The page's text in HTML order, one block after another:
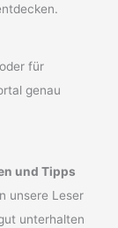
oder für
genau
und Tipps
unsere Leser
unterhalten